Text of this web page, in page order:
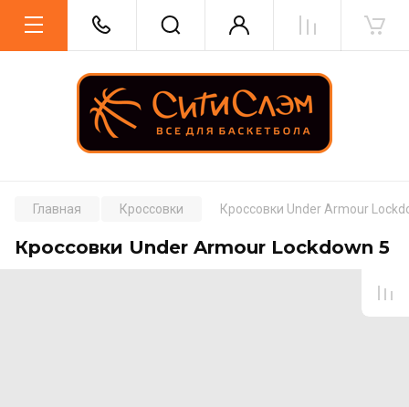
Главная Кроссовки Кроссовки Under Armour
Кроссовки Under Armour Lockdown 5